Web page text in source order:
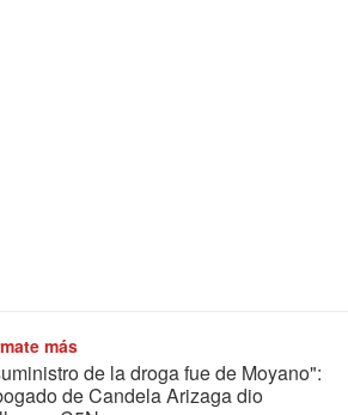
más
de la droga fue de Moyano":
de Candela Arizaga dio